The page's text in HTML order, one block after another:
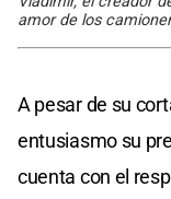
amor de los
A pesar de su
entusiasmo su
cuenta con el